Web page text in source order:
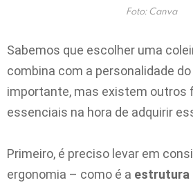
Foto: Canva
Sabemos que escolher uma
combina com a personalidade
importante, mas existem outros
essenciais na hora de adquirir
Primeiro, é preciso levar em
ergonomia – como é a estrutura